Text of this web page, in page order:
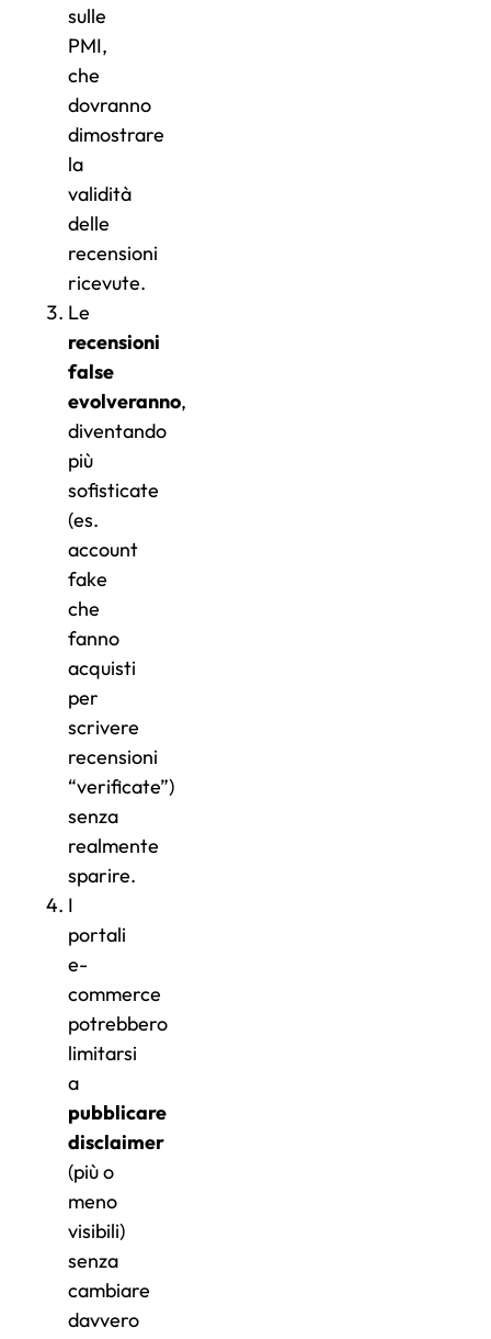
sulle
PMI,
che
dovranno
dimostrare
la
validità
delle
recensioni
ricevute.
Le
recensioni
false
evolveranno,
diventando
più
sofisticate
(es.
account
fake
che
fanno
acquisti
per
scrivere
recensioni
“verificate”)
senza
realmente
sparire.
I
portali
e-
commerce
potrebbero
limitarsi
a
pubblicare
disclaimer
(più o
meno
visibili)
senza
cambiare
davvero